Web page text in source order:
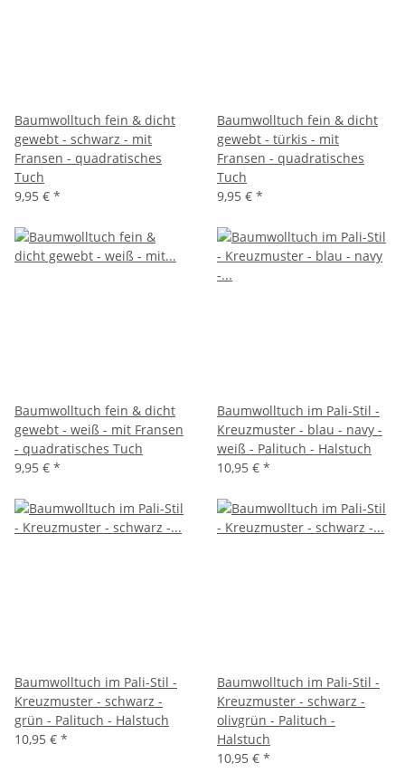
Baumwolltuch fein & dicht
gewebt - schwarz - mit
Fransen - quadratisches
Tuch
9,95 € *
Baumwolltuch fein & dicht
gewebt - türkis - mit
Fransen - quadratisches
Tuch
9,95 € *
Baumwolltuch fein & dicht
gewebt - weiß - mit Fransen
- quadratisches Tuch
9,95 € *
Baumwolltuch im Pali-Stil -
Kreuzmuster - blau - navy -
weiß - Palituch - Halstuch
10,95 € *
Baumwolltuch im Pali-Stil -
Kreuzmuster - schwarz -
grün - Palituch - Halstuch
10,95 € *
Baumwolltuch im Pali-Stil -
Kreuzmuster - schwarz -
olivgrün - Palituch -
Halstuch
10,95 € *